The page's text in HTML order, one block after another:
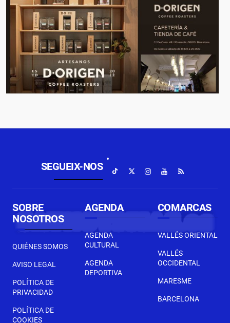
SEGUEIX-NOS
SOBRE
NOSOTROS
QUIÉNES SOMOS
AVISO LEGAL
POLÍTICA DE
PRIVACIDAD
POLÍTICA DE
COOKIES
AGENDA
AGENDA
CULTURAL
AGENDA
DEPORTIVA
COMARCAS
VALLÉS ORIENTAL
VALLÉS
OCCIDENTAL
MARESME
BARCELONA